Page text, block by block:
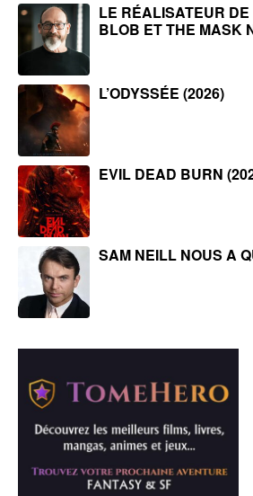
LE RÉALISATEUR
BLOB ET THE MASK
L’ODYSSÉE (2026)
EVIL DEAD BURN
SAM NEILL NOUS A